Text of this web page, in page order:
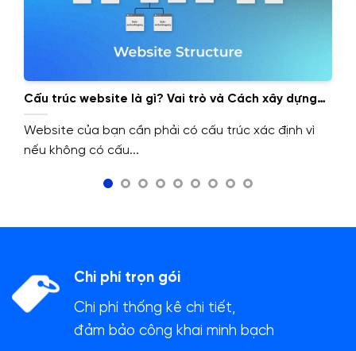
Cấu trúc website là gì? Vai trò và Cách xây dựng
cấu trúc website.
Website của bạn cần phải có cấu trúc xác định vì
nếu không có cấu...
Chi phí trọn gói
Chi phí thống kê chi tiết,
đảm bảo công khai minh bạch